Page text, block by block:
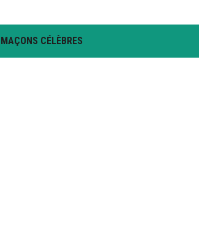
MAÇONS CÉLÈBRES